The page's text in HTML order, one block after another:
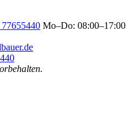
Mo–Do: 08:00–17:00